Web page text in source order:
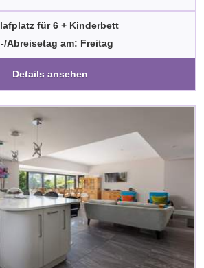
für 6 + Kinderbett
Abreisetag am: Freitag
Details ansehen